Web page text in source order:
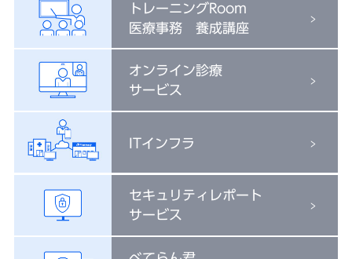
トレーニングRoom
医療事務 養成講座
オンライン診療
サービス
ITインフラ
セキュリティレポート
サービス